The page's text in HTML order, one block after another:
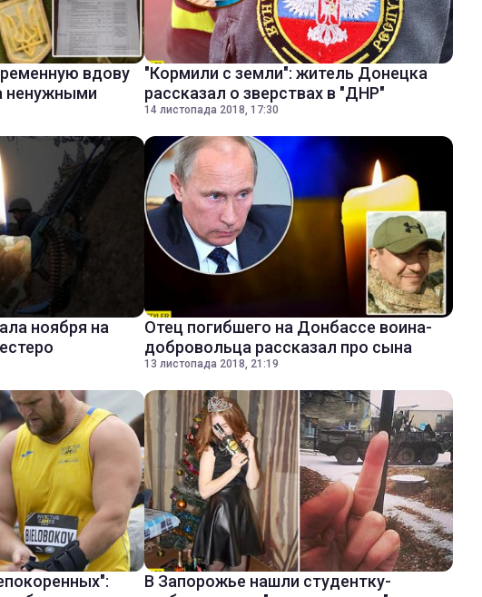
вдову
ненужными
"Кормили с земли": житель Донецка
рассказал о зверствах в "ДНР"
14 листопада 2018, 17:30
ноября на
Отец погибшего на Донбассе воина-
добровольца рассказал про сына
13 листопада 2018, 21:19
В Запорожье нашли студентку-